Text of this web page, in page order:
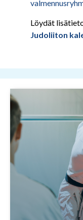
Löydät
Judoliiton